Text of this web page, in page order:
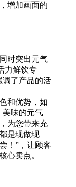
增加画面的
时突出元气
力鲜饮专
调了产品的活
和优势，如
美味的元气
为您带来充
是现做现
！”，让顾客
心卖点。